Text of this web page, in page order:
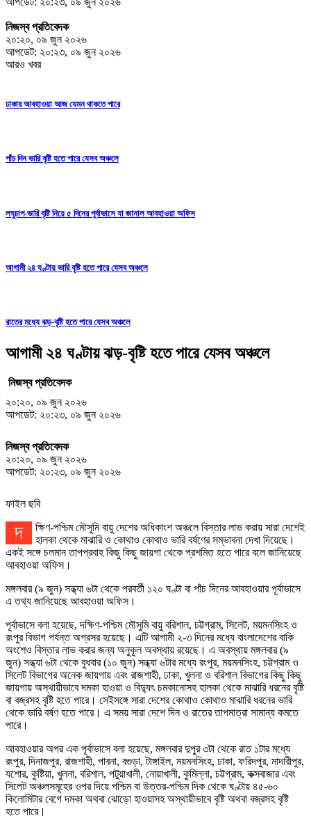
নিজস্ব প্রতিবেদক
২০:২০, ০৯ জুন ২০২৬
আপডেট: ২০:২৩, ০৯ জুন ২০২৬
আরও খবর
ঢাকার আবহাওয়া আজ যেমন থাকতে পারে
পাঁচ দিন ভারি বৃষ্টি হতে পারে যেসব অঞ্চলে
লঘুচাপ-ভারি বৃষ্টি নিয়ে ৫ দিনের পূর্বাভাসে যা জানাল আবহাওয়া অফিস
আগামী ২৪ ঘণ্টায় ভারি বৃষ্টি হতে পারে যেসব অঞ্চলে
রাতের মধ্যে ঝড়-বৃষ্টি হতে পারে যেসব অঞ্চলে
আগামী ২৪ ঘণ্টায় ঝড়-বৃষ্টি হতে পারে যেসব অঞ্চলে
নিজস্ব প্রতিবেদক
২০:২০, ০৯ জুন ২০২৬
আপডেট: ২০:২৩, ০৯ জুন ২০২৬
নিজস্ব প্রতিবেদক
২০:২০, ০৯ জুন ২০২৬
আপডেট: ২০:২৩, ০৯ জুন ২০২৬
ফাইল ছবি
দক্ষিণ-পশ্চিম মৌসুমি বায়ু দেশের অধিকাংশ অঞ্চলে বিস্তার লাভ করায় সারা দেশেই
হালকা থেকে মাঝারি ও কোথাও কোথাও ভারি বর্ষণের সম্ভাবনা দেখা দিয়েছে।
একই সঙ্গে চলমান তাপপ্রবাহ কিছু কিছু জায়গা থেকে প্রশমিত হতে পারে বলে জানিয়েছে
আবহাওয়া অফিস।
মঙ্গলবার (৯ জুন) সন্ধ্যা ৬টা থেকে পরবর্তী ১২০ ঘণ্টা বা পাঁচ দিনের আবহাওয়ার পূর্বাভাসে
এ তথ্য জানিয়েছে আবহাওয়া অফিস।
পূর্বাভাসে বলা হয়েছে, দক্ষিণ-পশ্চিম মৌসুমি বায়ু বরিশাল, চট্টগ্রাম, সিলেট, ময়মনসিংহ ও
রংপুর বিভাগ পর্যন্ত অগ্রসর হয়েছে। এটি আগামী ২-৩ দিনের মধ্যে বাংলাদেশের বাকি
অংশেও বিস্তার লাভ করার জন্য অনুকূল অবস্থায় রয়েছে। এ অবস্থায় মঙ্গলবার (৯
জুন) সন্ধ্যা ৬টা থেকে বুধবার (১০ জুন) সন্ধ্যা ৬টার মধ্যে রংপুর, ময়মনসিংহ, চট্টগ্রাম ও
সিলেট বিভাগের অনেক জায়গায় এবং রাজশাহী, ঢাকা, খুলনা ও বরিশাল বিভাগের কিছু কিছু
জায়গায় অস্থায়ীভাবে দমকা হাওয়া ও বিদ্যুৎ চমকানোসহ হালকা থেকে মাঝারি ধরনের বৃষ্টি
বা বজ্রসহ বৃষ্টি হতে পারে। সেইসঙ্গে সারা দেশের কোথাও কোথাও মাঝারি ধরনের ভারি
থেকে ভারি বর্ষণ হতে পারে। এ সময় সারা দেশে দিন ও রাতের তাপমাত্রা সামান্য কমতে
পারে।
আবহাওয়ার অপর এক পূর্বাভাসে বলা হয়েছে, মঙ্গলবার দুপুর ৩টা থেকে রাত ১টার মধ্যে
রংপুর, দিনাজপুর, রাজশাহী, পাবনা, বগুড়া, টাঙ্গাইল, ময়মনসিংহ, ঢাকা, ফরিদপুর, মাদারীপুর,
যশোর, কুষ্টিয়া, খুলনা, বরিশাল, পটুয়াখালী, নোয়াখালী, কুমিল্লা, চট্টগ্রাম, কক্সবাজার এবং
সিলেট অঞ্চলসমূহের ওপর দিয়ে পশ্চিম বা উত্তর-পশ্চিম দিক থেকে ঘণ্টায় ৪৫-৬০
কিলোমিটার বেগে দমকা অথবা ঝোড়ো হাওয়াসহ অস্থায়ীভাবে বৃষ্টি অথবা বজ্রসহ বৃষ্টি
হতে পারে।